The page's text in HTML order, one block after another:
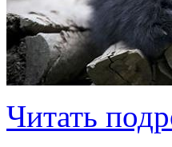
Читать